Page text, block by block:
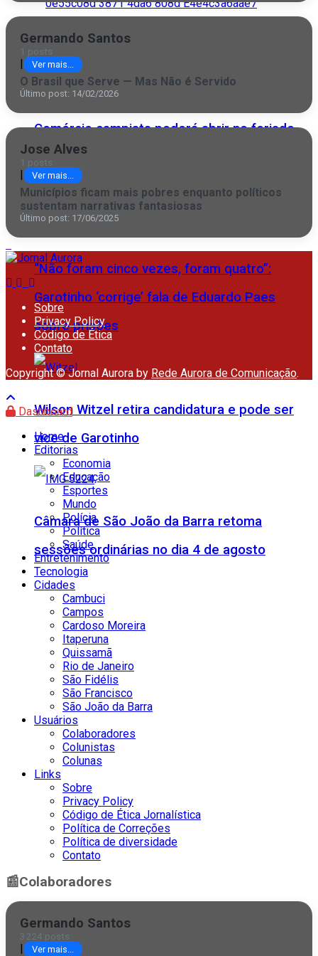
Inovação campista ganha palco global
Comércio campista poderá abrir no feriado
desta quinta (6) do São Salvador
“Não foram cinco vezes, foram quatro”:
Garotinho ‘corrige’ fala de Eduardo Paes
sobre prisões
Wilson Witzel retira candidatura e pode ser
vice de Garotinho
Câmara de São João da Barra retoma
sessões ordinárias no dia 4 de agosto
Germando Santos
1 posts
| Ver mais...
O Brasil que Serve — Mas Não é Servido
Último post: 14/02/2026
Jose Alves
1 posts
| Ver mais...
Municípios ficam mais pobres enquanto políticos
sustentam narrativas fantasiosas
Último post: 17/06/2025
Sobre
Privacy Policy
Código de Ética
Contato
Copyright © Jornal Aurora by Rede Aurora de Comunicação.
Dashboard
Home
Editorias
Economia
Educação
Esportes
Mundo
Polícia
Política
Saúde
Entretenimento
Tecnologia
Cidades
Cambuci
Campos
Cardoso Moreira
Itaperuna
Quissamã
Rio de Janeiro
São Fidélis
São Francisco
São João da Barra
Usuários
Colaboradores
Colunistas
Colunas
Links
Sobre
Privacy Policy
Código de Ética Jornalística
Política de Correções
Política de diversidade
Contato
📰Colaboradores
Germando Santos
3224 posts
| Ver mais...